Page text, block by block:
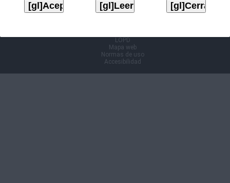
LOPD
Mapa web
Normas de uso
Accesibilidad